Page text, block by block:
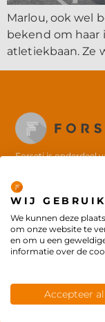
Marlou, ook wel
bekend om
atletiekbaan. Ze
Forseti is onderdeel
© Copyright 2025
Producten
Samenredzaam in
WIJ
We kunnen deze
om onze website te
en om u een
informatie over de
Accepteer